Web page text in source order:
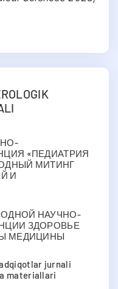
«ПЕДИАТРИЯ
МИТИНГ
И
НАУЧНО-
ЗДОРОВЬЕ
МЕДИЦИНЫ
jurnali
materiallari